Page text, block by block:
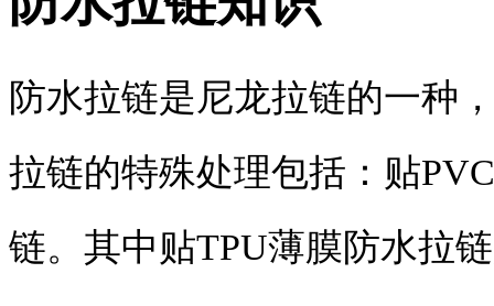
防水拉链是尼龙拉链的一种
拉链的特殊处理包括：贴
链。其中贴TPU薄膜防水拉